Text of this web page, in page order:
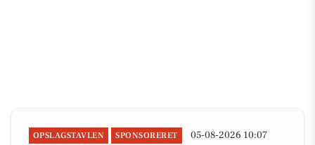
OPSLAGSTAVLEN SPONSORERET 05-08-2026 10:07